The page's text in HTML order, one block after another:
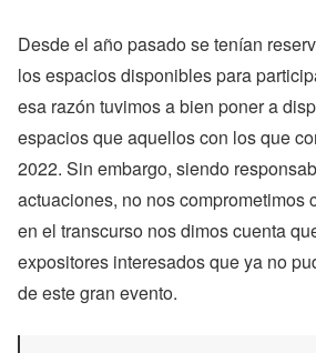
Desde el año pasado se tenían
los espacios disponibles para
esa razón tuvimos a bien poner a
espacios que aquellos con los que
2022. Sin embargo, siendo
actuaciones, no nos comprometimos
en el transcurso nos dimos cuenta
expositores interesados que ya no
de este gran evento.